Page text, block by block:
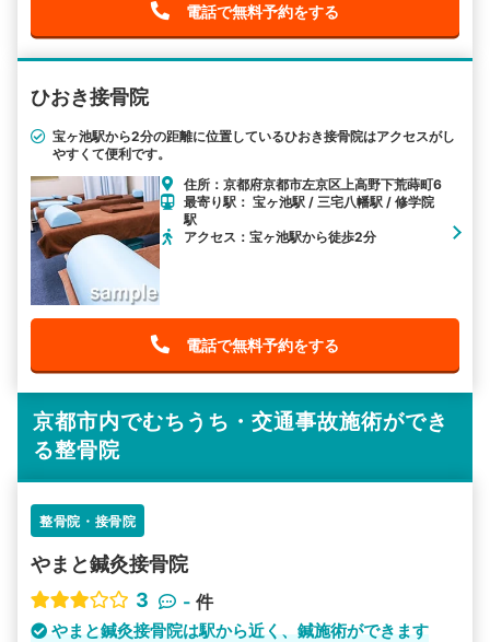
電話で無料予約をする
ひおき接骨院
宝ヶ池駅から2分の距離に位置しているひおき接骨院はアクセスがし
やすくて便利です。
住所：京都府京都市左京区上高野下荒蒔町6
最寄り駅： 宝ヶ池駅 / 三宅八幡駅 / 修学院
駅
アクセス：宝ヶ池駅から徒歩2分
電話で無料予約をする
京都市内でむちうち・交通事故施術ができ
る整骨院
整骨院・接骨院
やまと鍼灸接骨院
3
- 件
やまと鍼灸接骨院は駅から近く、鍼施術ができます